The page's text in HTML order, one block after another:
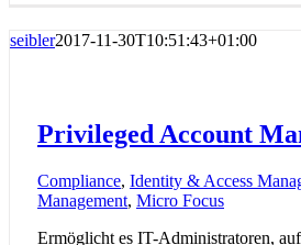
seibler2017-11-30T10:51:43+01:00
Privileged Account
Compliance, Identity & Access
Management, Micro Focus
Ermöglicht es IT-Administratoren,